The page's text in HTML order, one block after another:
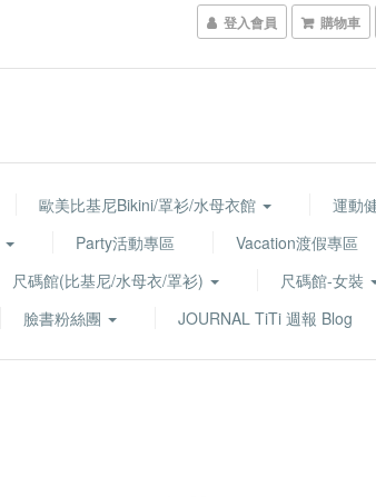
登入會員 購物車
歐美比基尼Bikini/罩衫/水母衣館
運動
Party活動專區 Vacation渡假專區
尺碼館(比基尼/水母衣/罩衫) 尺碼館-女裝
臉書粉絲團 JOURNAL TiTi 週報 Blog